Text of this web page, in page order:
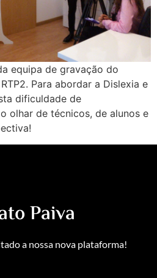
equipa de gravação do
Para abordar a Dislexia e
dificuldade de
olhar de técnicos, de alunos e
Paiva
a nossa nova plataforma!